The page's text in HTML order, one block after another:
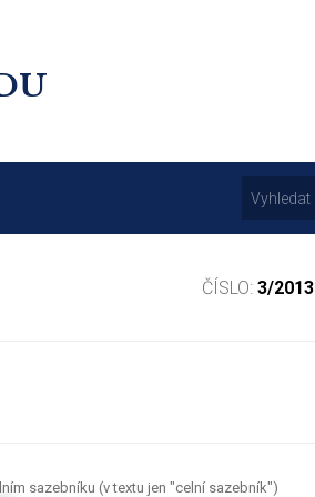
ČÍSLO: 3/2013
sazebníku (v textu jen "celní sazebník")